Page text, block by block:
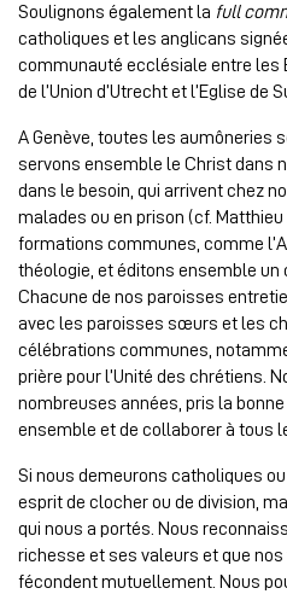
Soulignons également la full
catholiques et les anglicans
communauté ecclésiale entre les
de l’Union d’Utrecht et l’Eglise de
A Genève, toutes les aumôneries
servons ensemble le Christ dans
dans le besoin, qui arrivent chez
malades ou en prison (cf.
formations communes, comme
théologie, et éditons ensemble un
Chacune de nos paroisses
avec les paroisses sœurs et les
célébrations communes,
prière pour l’Unité des chrétiens.
nombreuses années, pris la
ensemble et de collaborer à tous
Si nous demeurons catholiques
esprit de clocher ou de division,
qui nous a portés. Nous
richesse et ses valeurs et que
fécondent mutuellement. Nous